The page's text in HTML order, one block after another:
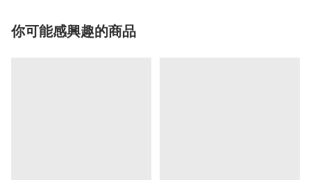
你可能感興趣的商品